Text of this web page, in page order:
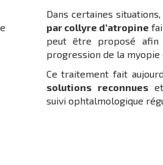
Dans certaines
par collyre d’atropine
peut être proposé
progression de la myopie
Ce traitement fait
solutions reconnues
suivi ophtalmologique